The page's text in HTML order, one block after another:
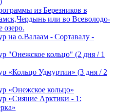
из Березников в
или во Всеволодо-
озеро.
на о.Валаам - Сортавалу -
"Онежское кольцо" (2 дня / 1
«Кольцо Удмуртии» (3 дня / 2
«Онежское кольцо»
«Сияние Арктики - 1: